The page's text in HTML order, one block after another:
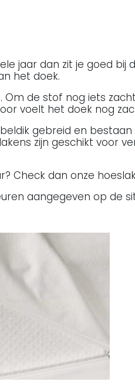
jaar dan zit je goed bij
het doek.
de stof nog iets
voelt het doek nog
gebreid en
zijn geschikt voor
Check dan onze
aangegeven op de